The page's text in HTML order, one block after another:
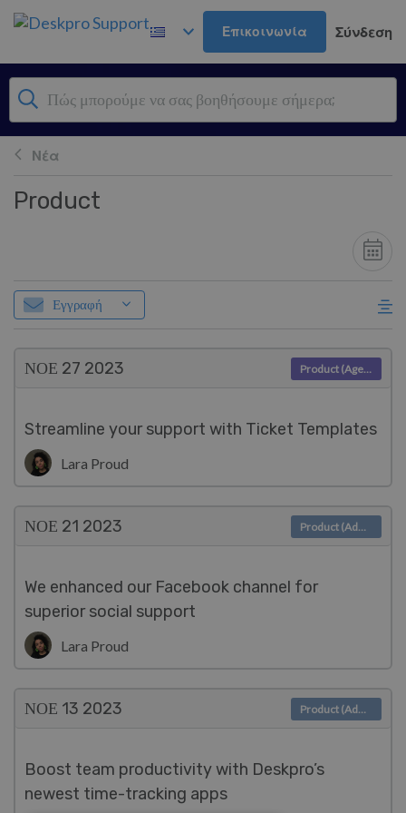
Μετάβαση στο κύριο περιεχόμενο
Επικοινωνία Σύνδεση
Νέα
Product
Εγγραφή
ΝΟΕ 27 2023
Streamline your support with Ticket Templates
Lara Proud
Product (Agent)
ΝΟΕ 21 2023
We enhanced our Facebook channel for
superior social support
Lara Proud
Product (Admin)
ΝΟΕ 13 2023
Boost team productivity with Deskpro’s
newest time-tracking apps
Product (Admin)